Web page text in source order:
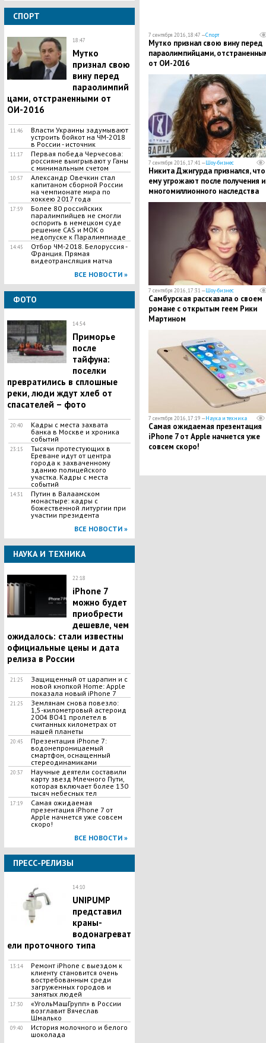
СПОРТ
18:47
Мутко
признал свою
вину перед
параолимпий
цами, отстраненными от
ОИ-2016
11:46
Власти Украины задумывают
устроить бойкот на ЧМ-2018
в России - источник
11:17
Первая победа Черчесова:
россияне выигрывают у Ганы
с минимальным счетом
10:57
Александр Овечкин стал
капитаном сборной России
на чемпионате мира по
хоккею 2017 года
17:59
Более 80 российских
паралимпийцев не смогли
оспорить в немецком суде
решение CAS и МОК о
недопуске к Паралимпиаде
14:45
Отбор ЧМ-2018. Белоруссия -
Франция. Прямая
видеотрансляция матча
ВСЕ НОВОСТИ »
ФОТО
14:54
Приморье
после
тайфуна:
поселки
превратились в сплошные
реки, люди ждут хлеб от
спасателей – фото
20:40
Кадры с места захвата
банка в Москве и хроника
событий
23:15
Тысячи протестующих в
Ереване идут от центра
города к захваченному
зданию полицейского
участка. Кадры с места
событий
14:31
Путин в Валаамском
монастыре: кадры с
божественной литургии при
участии президента
ВСЕ НОВОСТИ »
НАУКА И ТЕХНИКА
22:18
iPhone 7
можно будет
приобрести
дешевле, чем
ожидалось: стали известны
официальные цены и дата
релиза в России
21:25
Защищенный от царапин и с
новой кнопкой Home: Apple
показала новый iPhone 7
21:25
Землянам снова повезло:
1,5-километровый астероид
2004 BO41 пролетел в
считанных километрах от
нашей планеты
20:45
Презентация iPhone 7:
водонепроницаемый
смартфон, оснащенный
стереодинамиками
20:37
Научные деятели составили
карту звезд Млечного Пути,
которая включает более 130
тысяч небесных тел
17:19
Самая ожидаемая
презентация iPhone 7 от
Apple начнется уже совсем
скоро!
ВСЕ НОВОСТИ »
ПРЕСС-РЕЛИЗЫ
14:10
UNIPUMP
представил
краны-
водонагреват
ели проточного типа
13:14
Ремонт iPhone с выездом к
клиенту становится очень
востребованным среди
загруженных городов и
занятых людей
17:30
«УгольМашГрупп» в России
возглавит Вячеслав
Шмалько
09:40
История молочного и белого
шоколада
7 сентября 2016, 18:47 —Спорт
Мутко признал свою вину перед
параолимпийцами,
от ОИ-2016
7 сентября 2016, 17:41 —Шоу-бизнес
Никита Джигурда признался, что
ему угрожают после получения
многомиллионного наследства
7 сентября 2016, 17:31 —Шоу-бизнес
Самбурская рассказала о своем
романе с открытым геем Рики
Мартином
7 сентября 2016, 17:19 —Наука и техника
Самая ожидаемая презентация
iPhone 7 от Apple начнется уже
совсем скоро!